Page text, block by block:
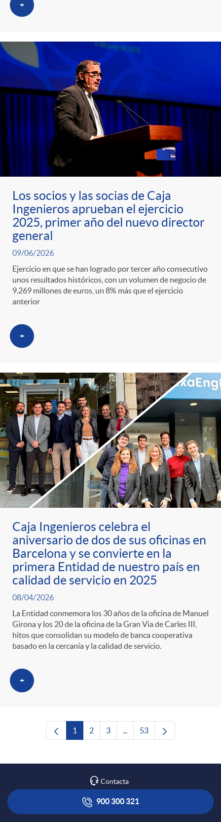
+
Los socios y las socias de Caja
Ingenieros aprueban el ejercicio
2025, primer año del nuevo director
general
09/06/2026
Ejercicio en que se han logrado por tercer año consecutivo
unos resultados históricos, con un volumen de negocio de
9.269 millones de euros, un 8% más que el ejercicio
anterior
+
Caja Ingenieros celebra el
aniversario de dos de sus oficinas en
Barcelona y se convierte en la
primera Entidad de nuestro país en
calidad de servicio en 2025
08/04/2026
La Entidad conmemora los 30 años de la oficina de Manuel
Girona y los 20 de la oficina de la Gran Via de Carles III,
hitos que consolidan su modelo de banca cooperativa
basado en la cercanía y la calidad de servicio.
+
Página
1 Página
2 Página
3 ...Páginas intermedias Use
Página
53
Contacta
900 300 321